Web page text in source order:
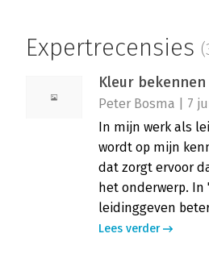
Expertrecensies
Kleur bekennen
Peter Bosma | 7
In mijn werk als
wordt op mijn
dat zorgt ervoor
het onderwerp.
leidinggeven
Lees verder